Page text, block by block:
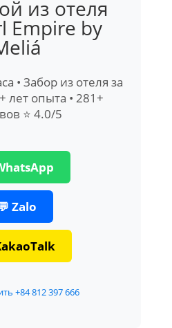
из отеля
Empire by
• Забор из отеля за
лет опыта • 281+
⭐ 4.0/5
Zalo
+84 812 397 666